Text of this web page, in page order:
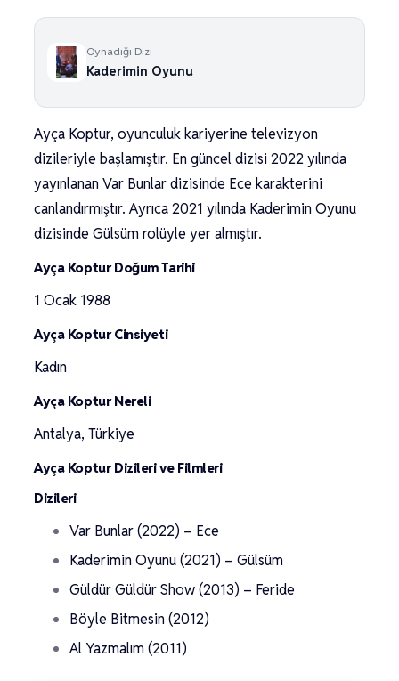
Oynadığı Dizi
Kaderimin Oyunu
Ayça Koptur, oyunculuk kariyerine televizyon
dizileriyle başlamıştır. En güncel dizisi 2022 yılında
yayınlanan Var Bunlar dizisinde Ece karakterini
canlandırmıştır. Ayrıca 2021 yılında Kaderimin Oyunu
dizisinde Gülsüm rolüyle yer almıştır.
Ayça Koptur Doğum Tarihi
1 Ocak 1988
Ayça Koptur Cinsiyeti
Kadın
Ayça Koptur Nereli
Antalya, Türkiye
Ayça Koptur Dizileri ve Filmleri
Dizileri
Var Bunlar (2022) – Ece
Kaderimin Oyunu (2021) – Gülsüm
Güldür Güldür Show (2013) – Feride
Böyle Bitmesin (2012)
Al Yazmalım (2011)